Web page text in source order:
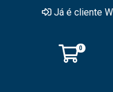
Já é cliente
0